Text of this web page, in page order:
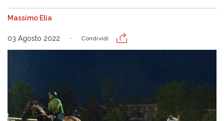
Massimo Elia
03 Agosto 2022 Condividi